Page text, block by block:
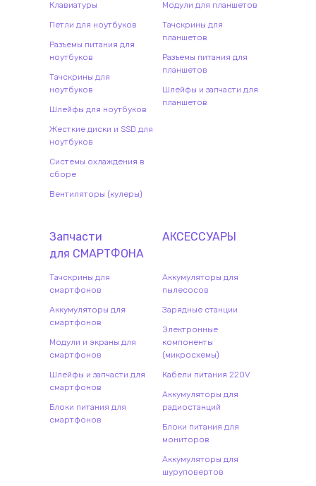
Клавиатуры
Петли для ноутбуков
Разъемы питания для
ноутбуков
Тачскрины для
ноутбуков
Шлейфы для ноутбуков
Жесткие диски и SSD для
ноутбуков
Системы охлаждения в
сборе
Вентиляторы (кулеры)
Модули для планшетов
Тачскрины для
планшетов
Разъемы питания для
планшетов
Шлейфы и запчасти для
планшетов
Запчасти
для СМАРТФОНА
Тачскрины для
смартфонов
Аккумуляторы для
смартфонов
Модули и экраны для
смартфонов
Шлейфы и запчасти для
смартфонов
Блоки питания для
смартфонов
АКСЕССУАРЫ
Аккумуляторы для
пылесосов
Зарядные станции
Электронные
компоненты
(микросхемы)
Кабели питания 220V
Аккумуляторы для
радиостанций
Блоки питания для
мониторов
Аккумуляторы для
шуруповертов